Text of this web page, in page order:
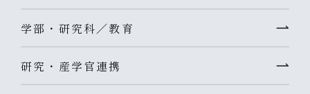
学部・研究科／教育
研究・産学官連携